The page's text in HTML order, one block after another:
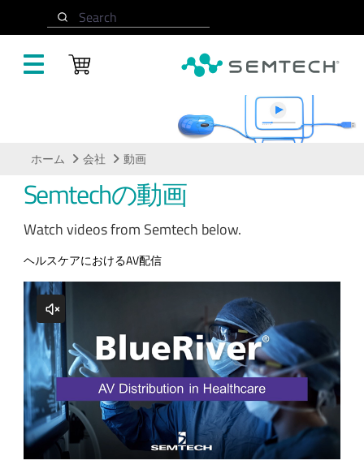
Search
ホーム 会社 動画
Semtechの動画
Watch videos from Semtech below.
ヘルスケアにおけるAV配信